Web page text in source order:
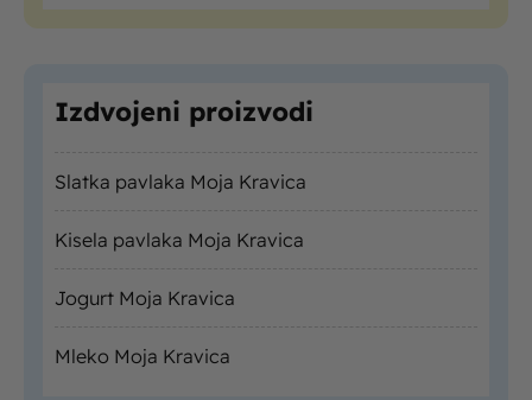
Izdvojeni proizvodi
Slatka pavlaka Moja Kravica
Kisela pavlaka Moja Kravica
Jogurt Moja Kravica
Mleko Moja Kravica